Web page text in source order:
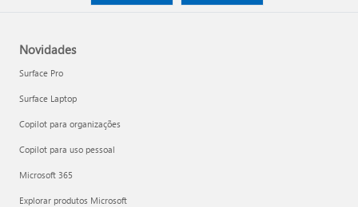
Novidades
Surface Pro
Surface Laptop
Copilot para organizações
Copilot para uso pessoal
Microsoft 365
Explorar produtos Microsoft